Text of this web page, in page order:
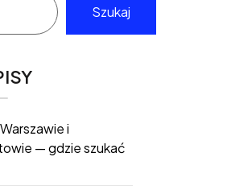
Szukaj
i
— gdzie szukać